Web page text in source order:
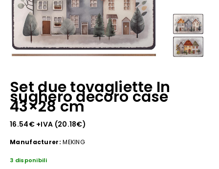
Set due tovagliette In
sughero decoro case
43×28 cm
16.54€+IVA (20.18€)
Manufacturer: MEKING
3 disponibili